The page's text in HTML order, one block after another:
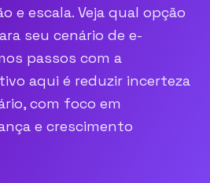
e escala. Veja qual opção
seu cenário de e-
passos com a
aqui é reduzir incerteza
com foco em
e crescimento